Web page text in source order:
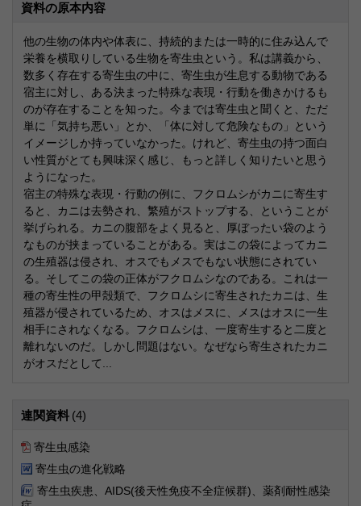
資料の原本内容
他の生物の体内や体表に、持続的または一時的に住み込んで
栄養を横取りしている生物を寄生虫という。私は講義から、
数多く存在する寄生虫の中に、寄生虫が生息する動物である
宿主に対し、ある決まった特殊な表現・行動を働きかけるも
のが存在することを知った。今までは寄生虫と聞くと、ただ
単に「気持ち悪い」とか、「体に対して危険なもの」という
イメージしか持っていなかった。けれど、寄生虫の持つ面白
い性質がとても興味深く感じ、もっと詳しく知りたいと思う
ようになった。
宿主の特殊な表現・行動の例に、フクロムシがカニに寄生す
ると、カニは去勢され、繁殖がストップする、ということが
挙げられる。カニの腹部をよく見ると、厚ぼったい袋のよう
なものが挟まっていることがある。実はこの袋によってカニ
の生殖器は侵され、オスでもメスでもない状態にされてい
る。そしてこの袋の正体がフクロムシなのである。これは一
種の寄生性の甲殻類で、フクロムシに寄生されたカニは、生
殖器が侵されているため、オスはメスに、メスはオスに一生
相手にされなくなる。フクロムシは、一度寄生すると二度と
離れないのだ。しかし問題はない。なぜなら寄生されたカニ
がオスだとして...
連関資料 (4)
寄生虫感染
寄生虫の進化戦略
寄生虫疾患、AIDS(後天性免疫不全症候群)、薬剤耐性感染